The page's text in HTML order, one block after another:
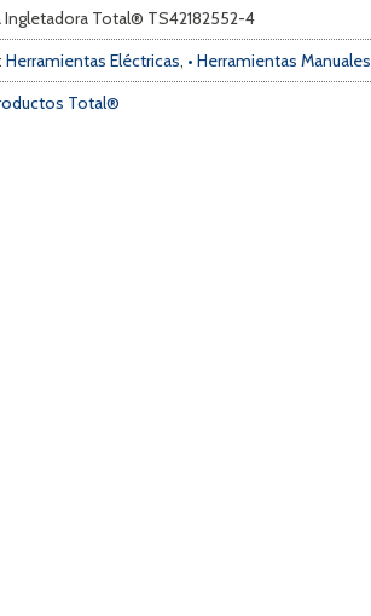
Ingletadora Total® TS42182552-4
Herramientas Eléctricas, • Herramientas Manuales
Total®